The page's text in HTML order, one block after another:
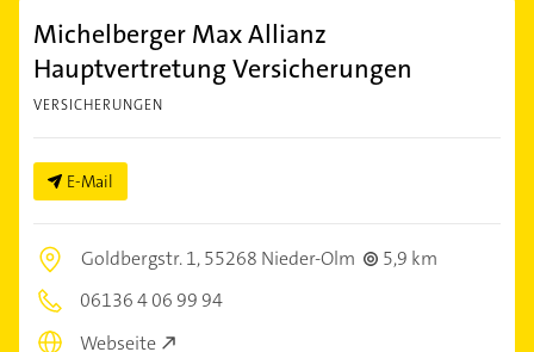
Michelberger Max Allianz
Hauptvertretung Versicherungen
VERSICHERUNGEN
E-Mail
Goldbergstr. 1,55268 Nieder-Olm
5,9 km
06136 4 06 99 94
Webseite